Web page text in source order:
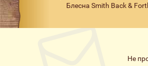
Блесна Smith Back &
Не